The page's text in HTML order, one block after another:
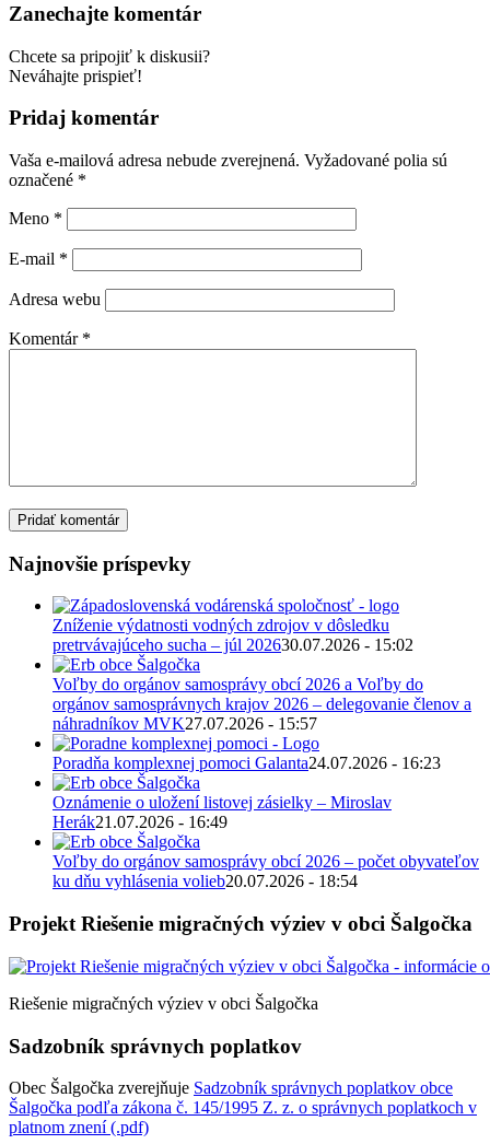
Zanechajte komentár
Chcete sa pripojiť k diskusii?
Neváhajte prispieť!
Pridaj komentár
Vaša e-mailová adresa nebude zverejnená. Vyžadované polia sú
označené *
Meno *
E-mail *
Adresa webu
Komentár *
Najnovšie príspevky
Zníženie výdatnosti vodných zdrojov v dôsledku
pretrvávajúceho sucha – júl 202630.07.2026 - 15:02
Voľby do orgánov samosprávy obcí 2026 a Voľby do
orgánov samosprávnych krajov 2026 – delegovanie členov a
náhradníkov MVK27.07.2026 - 15:57
Poradňa komplexnej pomoci Galanta24.07.2026 - 16:23
Oznámenie o uložení listovej zásielky – Miroslav
Herák21.07.2026 - 16:49
Voľby do orgánov samosprávy obcí 2026 – počet obyvateľov
ku dňu vyhlásenia volieb20.07.2026 - 18:54
Projekt Riešenie migračných výziev v obci Šalgočka
Riešenie migračných výziev v obci Šalgočka
Sadzobník správnych poplatkov
Obec Šalgočka zverejňuje Sadzobník správnych poplatkov obce
Šalgočka podľa zákona č. 145/1995 Z. z. o správnych poplatkoch v
platnom znení (.pdf)